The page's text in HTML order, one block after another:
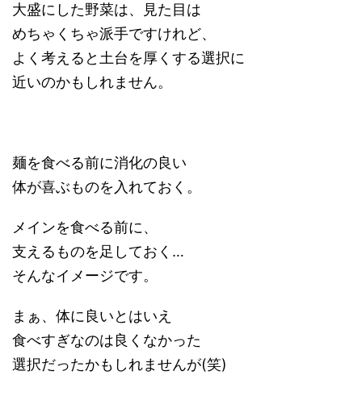
大盛にした野菜は、見た目は
めちゃくちゃ派手ですけれど、
よく考えると土台を厚くする選択に
近いのかもしれません。
麺を食べる前に消化の良い
体が喜ぶものを入れておく。
メインを食べる前に、
支えるものを足しておく…
そんなイメージです。
まぁ、体に良いとはいえ
食べすぎなのは良くなかった
選択だったかもしれませんが(笑)